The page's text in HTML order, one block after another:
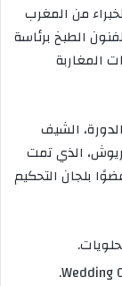
من المغرب
الطبخ برئاسة
المغاربة
الشيف
الذي تمت
بلجان التحكيم